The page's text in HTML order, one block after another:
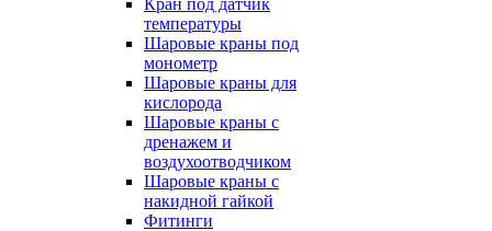
Кран под датчик
температуры
Шаровые краны под
монометр
Шаровые краны для
кислорода
Шаровые краны с
дренажем и
воздухоотводчиком
Шаровые краны с
накидной гайкой
Фитинги